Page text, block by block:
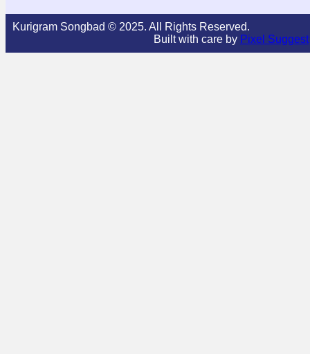
Kurigram Songbad © 2025. All Rights Reserved.
Built with care by Pixel Suggest